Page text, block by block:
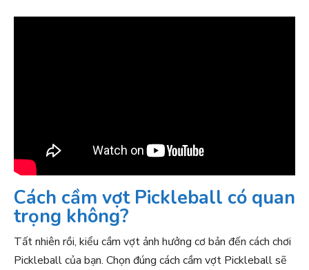
Cách cầm vợt Pickleball có quan
trọng không?
Tất nhiên rồi, kiểu cầm vợt ảnh hưởng cơ bản đến cách chơi
Pickleball của bạn. Chọn đúng cách cầm vợt Pickleball sẽ